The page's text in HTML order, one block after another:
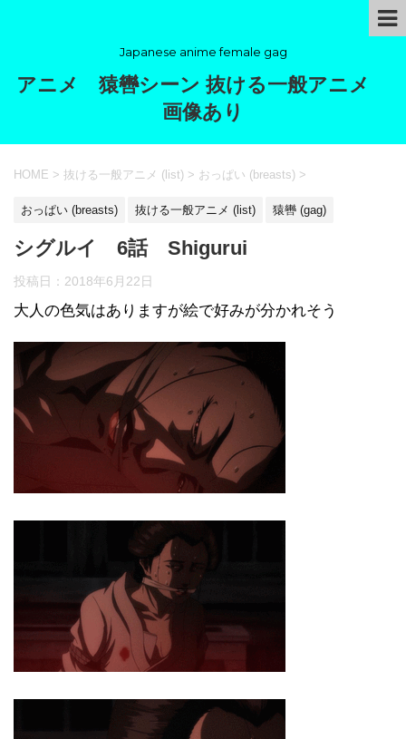
Japanese anime female gag
アニメ 猿轡シーン 抜ける一般アニメ
画像あり
HOME > 抜ける一般アニメ (list) > おっぱい (breasts) >
おっぱい (breasts) 抜ける一般アニメ (list) 猿轡 (gag)
シグルイ 6話 Shigurui
投稿日： 2018年6月22日
大人の色気はありますが絵で好みが分かれそう